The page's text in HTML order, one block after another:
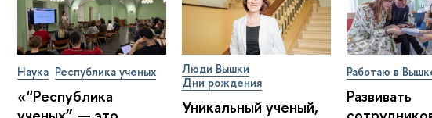
Наука Республика ученых
«“Республика
Люди Вышки
Дни рождения
Уникальный ученый,
Работаю в
Развивать